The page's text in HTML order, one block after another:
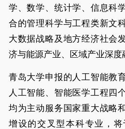
学、数学、统计学、信息科
合的管理科学与工程类新文
大数据战略及地方经济社会
济与能源产业、区域产业深度
青岛大学申报的人工智能教
人工智能、智能医学工程四
均为主动服务国家重大战略
增设的交叉型本科专业，